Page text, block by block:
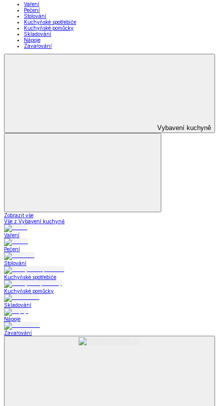
Vaření
Pečení
Stolování
Kuchyňské spotřebiče
Kuchyňské pomůcky
Skladování
Nápoje
Zavařování
Vybavení kuchyně
Zobrazit vše
Vše z Vybavení kuchyně
Vaření
Pečení
Stolování
Kuchyňské spotřebiče
Kuchyňské pomůcky
Skladování
Nápoje
Zavařování